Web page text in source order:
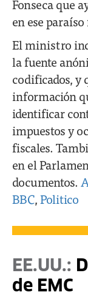
Fonseca que
en ese
El ministro
la fuente
codificados, y
información
identificar
impuestos y
fiscales.
en el
documentos.
BBC, Politico
EE.UU.:
de EMC